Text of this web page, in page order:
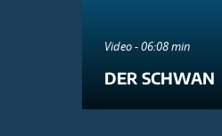
Video - 06:08 min
DER SCHWAN